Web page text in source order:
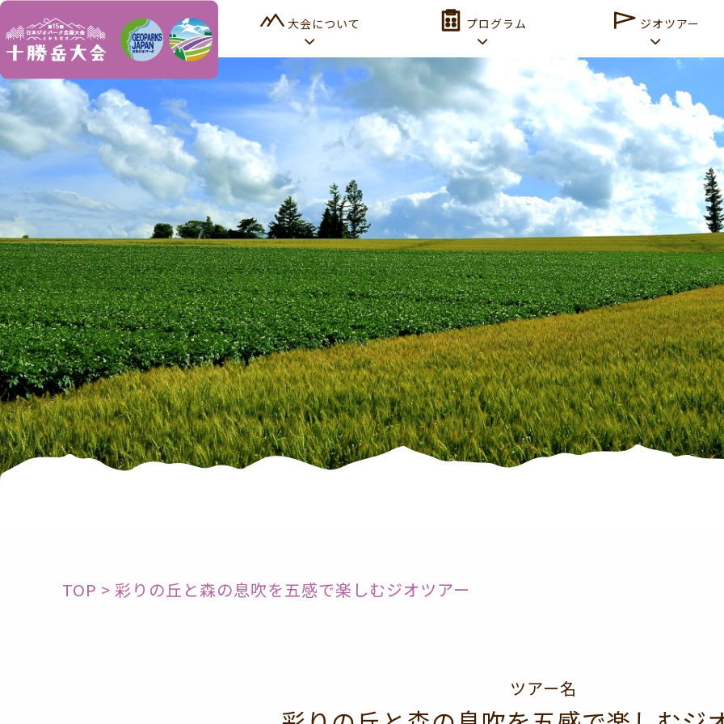
大会について プログラム ジオツアー
TOP >彩りの丘と森の息吹を五感で楽しむジオツアー
ツアー名